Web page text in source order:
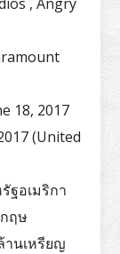
18, 2017
(United
ฐอเมริกา
ฤษ
านเหรียญ